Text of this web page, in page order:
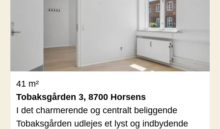
41 m²
Tobaksgården 3, 8700 Horsens
I det charmerende og centralt beliggende
Tobaksgården udlejes et lyst og indbydende